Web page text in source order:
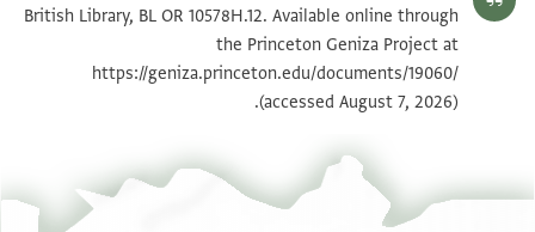
British Library, BL OR 10578H.12. Available online through
the Princeton Geniza Project at
https://geniza.princeton.edu/documents/19060/
(accessed August 7, 2026).